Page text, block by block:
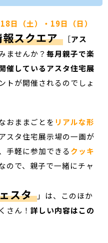
日（土）・19日（日）
スクエア ［アス
ませんか？毎月親子で楽
催しているアスタ住宅展
トが開催されるのでしょ
おままごとを リアルな形
スタ住宅展示場の一画が
手軽に参加できるクッキ
ので、親子で一緒にチャ
スタ
」は、このほか
さん！詳しい内容はこの